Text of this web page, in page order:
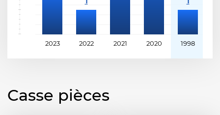
2023 2022 2021 2020 1998
Casse pièces